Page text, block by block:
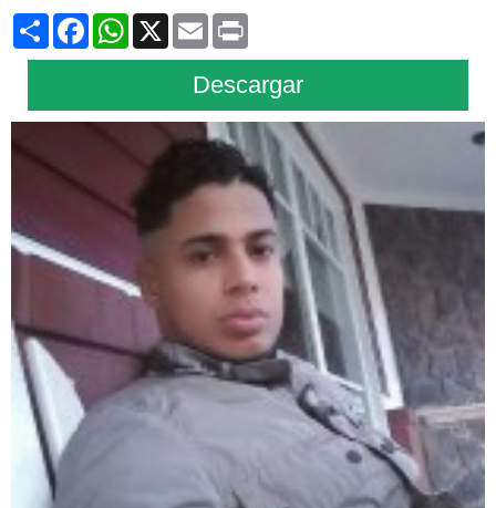
ShareFacebookWhatsApp
X Email
Descargar